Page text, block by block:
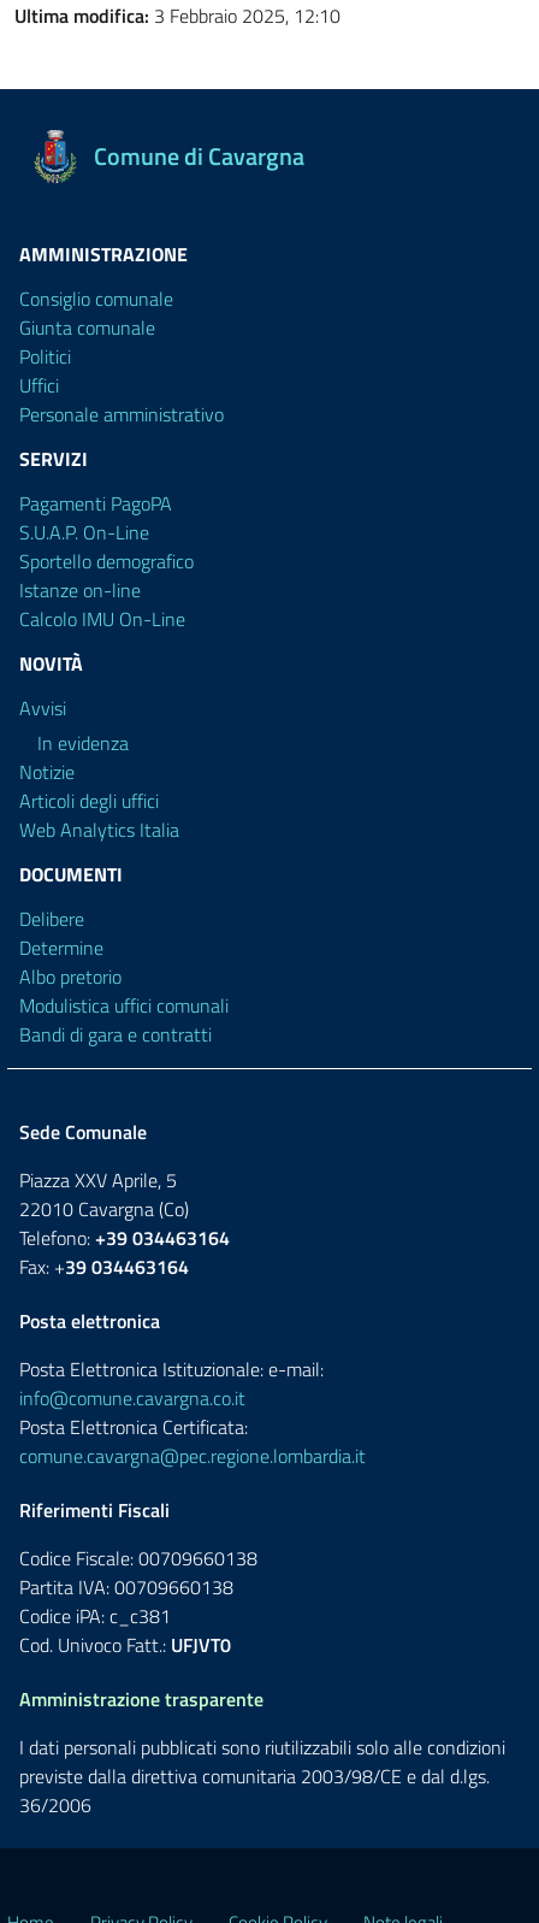
Ultima modifica: 3 Febbraio 2025, 12:10
Comune di Cavargna
AMMINISTRAZIONE
Consiglio comunale
Giunta comunale
Politici
Uffici
Personale amministrativo
SERVIZI
Pagamenti PagoPA
S.U.A.P. On-Line
Sportello demografico
Istanze on-line
Calcolo IMU On-Line
NOVITÀ
Avvisi
In evidenza
Notizie
Articoli degli uffici
Web Analytics Italia
DOCUMENTI
Delibere
Determine
Albo pretorio
Modulistica uffici comunali
Bandi di gara e contratti
Sede Comunale
Piazza XXV Aprile, 5
22010 Cavargna (Co)
Telefono:+39 034463164
Fax: +39 034463164
Posta elettronica
Posta Elettronica Istituzionale: e-mail:
info@comune.cavargna.co.it
Posta Elettronica Certificata:
comune.cavargna@pec.regione.lombardia.it
Riferimenti Fiscali
Codice Fiscale: 00709660138
Partita IVA: 00709660138
Codice iPA: c_c381
Cod. Univoco Fatt.: UFJVT0
Amministrazione trasparente
I dati personali pubblicati sono riutilizzabili solo alle condizioni
previste dalla direttiva comunitaria 2003/98/CE e dal d.lgs.
36/2006